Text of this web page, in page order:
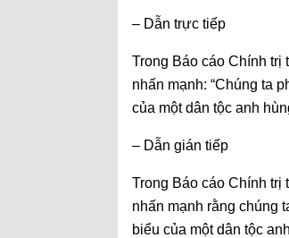
– Dẫn trực tiếp
Trong Báo cáo Chính
nhấn mạnh: “Chúng ta
của một dân tộc anh
– Dẫn gián tiếp
Trong Báo cáo Chính
nhấn mạnh rằng chúng
biểu của một dân tộc